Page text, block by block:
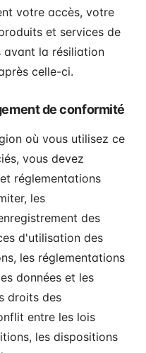
votre accès, votre
et services de
avant la résiliation
celle-ci.
de conformité
où vous utilisez ce
vous devez
réglementations
les
des
d'utilisation des
les réglementations
données et les
droits des
entre les lois
les dispositions